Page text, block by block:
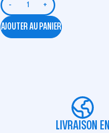
- +
AJOUTER AU PANIER
LIVRAISON EN